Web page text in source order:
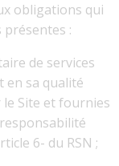
obligations qui
:
de services
en sa qualité
Site et fournies
6- du RSN ;